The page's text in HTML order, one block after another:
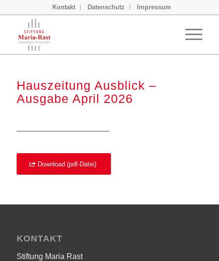
Kontakt Datenschutz Impressum
Hauszeitung Ausblick –
Ausgabe April 2026
Download (pdf-Datei)
KONTAKT
Stiftung Maria Rast